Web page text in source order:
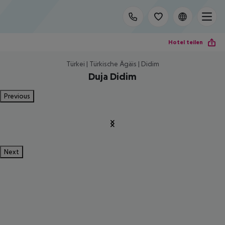
Hotel teilen
Türkei | Türkische Ägäis | Didim
Duja Didim
Previous
Next